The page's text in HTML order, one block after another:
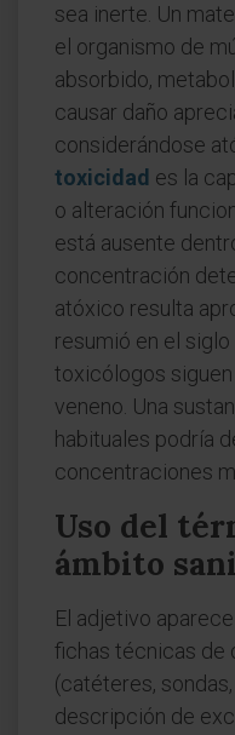
sea inerte. Un
el organismo de
absorbido,
causar daño
considerándose
toxicidad es la
o alteración
está ausente
concentración
atóxico resulta
resumió en el
toxicólogos siguen
veneno. Una
habituales podría
concentraciones
Uso del
ámbito
El adjetivo
fichas técnicas de
(catéteres,
descripción de